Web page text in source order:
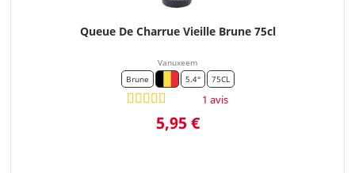
Queue De Charrue Vieille Brune 75cl
Vanuxeem
Brune
5.4° 75CL
1 avis
Prix
5,95 €